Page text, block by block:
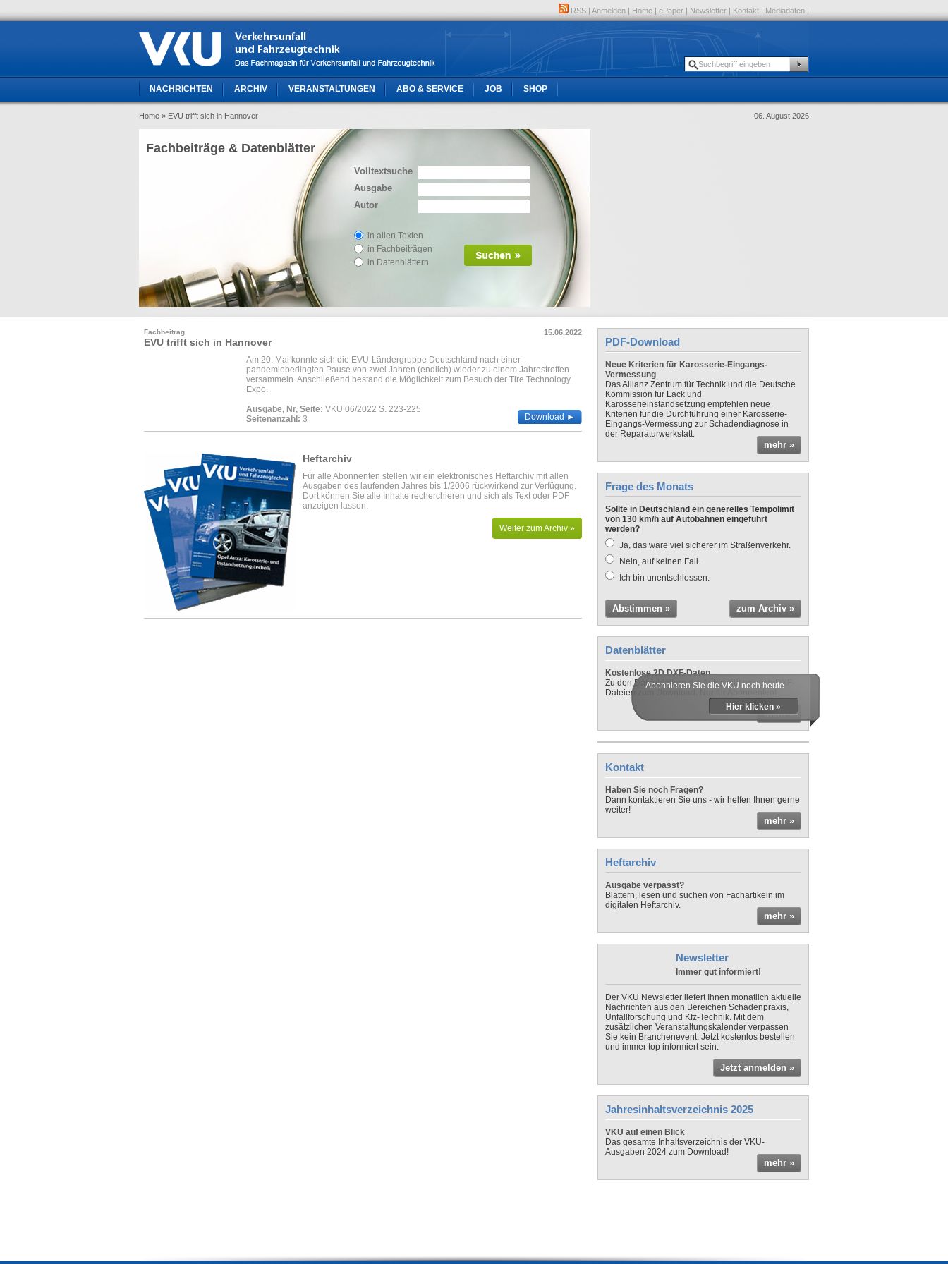
RSS | Anmelden | Home | ePaper | Newsletter | Kontakt | Mediadaten |
NACHRICHTEN ARCHIV VERANSTALTUNGEN ABO & SERVICE JOB SHOP
Home » EVU trifft sich in Hannover 06. August 2026
Volltextsuche
Ausgabe
Autor
in allen Texten
in Fachbeiträgen
in Datenblättern
Fachbeiträge & Datenblätter
15.06.2022
Fachbeitrag
EVU trifft sich in Hannover
Am 20. Mai konnte sich die EVU-Ländergruppe Deutschland nach einer
pandemiebedingten Pause von zwei Jahren (endlich) wieder zu einem Jahrestreffen
versammeln. Anschließend bestand die Möglichkeit zum Besuch der Tire Technology
Expo.
Ausgabe, Nr, Seite: VKU 06/2022 S. 223-225
Seitenanzahl: 3 Download ►
Heftarchiv
Für alle Abonnenten stellen wir ein elektronisches Heftarchiv mit allen
Ausgaben des laufenden Jahres bis 1/2006 rückwirkend zur Verfügung.
Dort können Sie alle Inhalte recherchieren und sich als Text oder PDF
anzeigen lassen.
Weiter zum Archiv »
PDF-Download
Neue Kriterien für Karosserie-Eingangs-
Vermessung
Das Allianz Zentrum für Technik und die Deutsche
Kommission für Lack und
Karosserieinstandsetzung empfehlen neue
Kriterien für die Durchführung einer Karosserie-
Eingangs-Vermessung zur Schadendiagnose in
der Reparaturwerkstatt.
mehr »
Frage des Monats
Sollte in Deutschland ein generelles Tempolimit
von 130 km/h auf Autobahnen eingeführt
werden?
Ja, das wäre viel sicherer im Straßenverkehr.
Nein, auf keinen Fall.
Ich bin unentschlossen.
Abstimmen » zum Archiv »
Datenblätter
Kostenlose 2D DXF-Daten
Zu den Datenblättern der Autos gibt es auch DXF-
Dateien zum Download. Nur für Abonnenten!
mehr »
Abonnieren Sie die VKU noch heute
Hier klicken »
Kontakt
Haben Sie noch Fragen?
Dann kontaktieren Sie uns - wir helfen Ihnen gerne
weiter!
mehr »
Heftarchiv
Ausgabe verpasst?
Blättern, lesen und suchen von Fachartikeln im
digitalen Heftarchiv.
mehr »
Newsletter
Immer gut informiert!
Der VKU Newsletter liefert Ihnen monatlich aktuelle
Nachrichten aus den Bereichen Schadenpraxis,
Unfallforschung und Kfz-Technik. Mit dem
zusätzlichen Veranstaltungskalender verpassen
Sie kein Branchenevent. Jetzt kostenlos bestellen
und immer top informiert sein.
Jetzt anmelden »
Jahresinhaltsverzeichnis 2025
VKU auf einen Blick
Das gesamte Inhaltsverzeichnis der VKU-
Ausgaben 2024 zum Download!
mehr »